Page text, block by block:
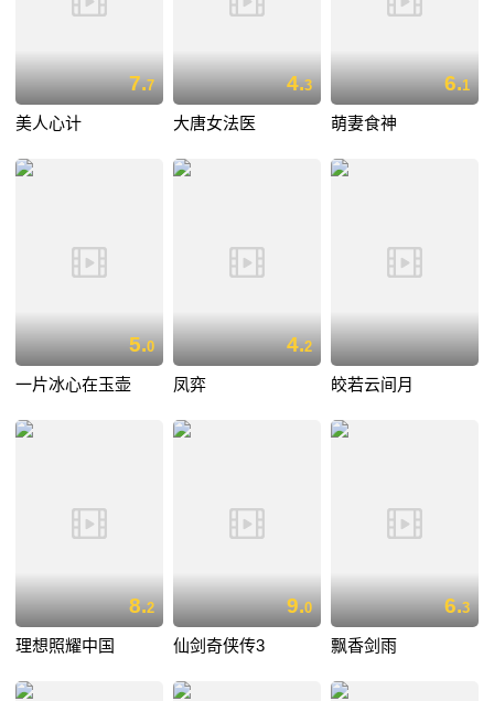
7.7
美人心计
4.3
大唐女法医
6.1
萌妻食神
5.0
一片冰心在玉壶
4.2
凤弈 皎若云间月
8.2
理想照耀中国
9.0
仙剑奇侠传3
6.3
飘香剑雨